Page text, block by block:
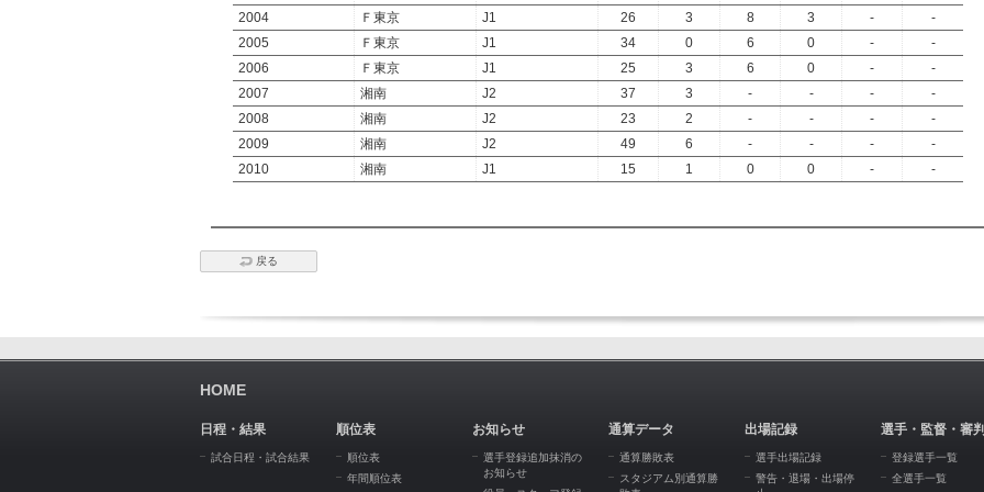
2004 Ｆ東京 J1 26 3 8 3 -
-
2005
Ｆ東京 J1 34 0 6 0 -
-
2006
Ｆ東京 J1 25 3 6 0 -
-
2007
湘南 J2 37 3 - - -
-
2008
湘南 J2 23 2 - - -
-
2009
湘南 J2 49 6 - - -
-
2010
湘南 J1 15 1 0 0 - -
戻る
HOME
日程・結果
試合日程・試合結果
順位表
順位表
年間順位表
お知らせ
選手登録追加抹消の
お知らせ
通算データ
通算勝敗表
スタジアム別通算勝
出場記録
選手出場記録
警告・退場・出場停
選手・監督・審
登録選手一覧
全選手一覧